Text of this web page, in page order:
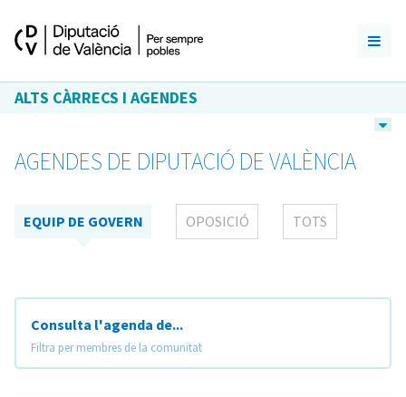
ALTS CÀRRECS I AGENDES
AGENDES DE DIPUTACIÓ DE VALÈNCIA
EQUIP DE GOVERN OPOSICIÓ TOTS
Consulta l'agenda de...
Filtra per membres de la comunitat